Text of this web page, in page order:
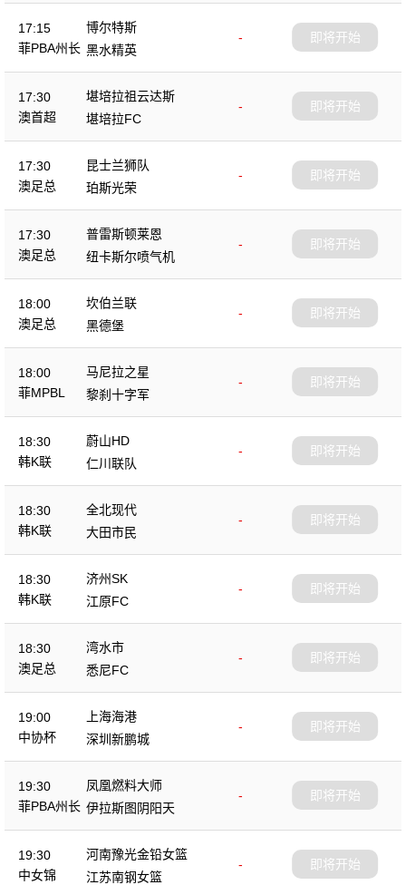
17:15
菲PBA州长
博尔特斯
-
黑水精英
即将开始
17:30
澳首超
堪培拉祖云达斯
-
堪培拉FC
即将开始
17:30
澳足总
昆士兰狮队
-
珀斯光荣
即将开始
17:30
澳足总
普雷斯顿莱恩
-
纽卡斯尔喷气机
即将开始
18:00
澳足总
坎伯兰联
-
黑德堡
即将开始
18:00
菲MPBL
马尼拉之星
-
黎刹十字军
即将开始
18:30
韩K联
蔚山HD
-
仁川联队
即将开始
18:30
韩K联
全北现代
-
大田市民
即将开始
18:30
韩K联
济州SK
-
江原FC
即将开始
18:30
澳足总
湾水市
-
悉尼FC
即将开始
19:00
中协杯
上海海港
-
深圳新鹏城
即将开始
19:30
菲PBA州长
凤凰燃料大师
-
伊拉斯图阴阳天
即将开始
19:30
中女锦
河南豫光金铅女篮
-
江苏南钢女篮
即将开始